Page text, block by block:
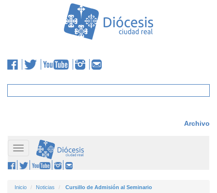
Archivo
Toggle
navigation
Inicio Noticias Cursillo de Admisión al Seminario